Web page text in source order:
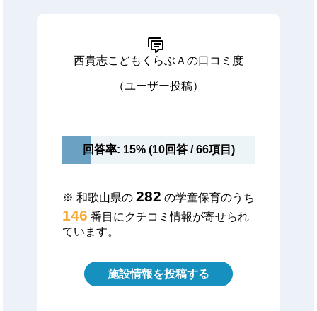
西貴志こどもくらぶＡの口コミ度
（ユーザー投稿）
回答率: 15% (10回答 / 66項目)
※ 和歌山県の 282 の学童保育のうち
146 番目にクチコミ情報が寄せられ
ています。
施設情報を投稿する